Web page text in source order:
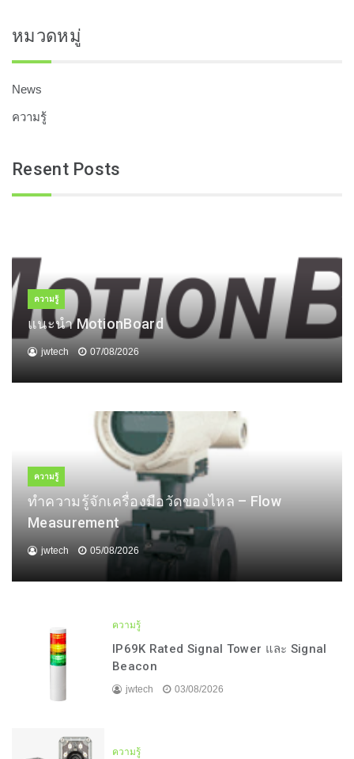
หมวดหมู่
News
ความรู้
Resent Posts
ความรู้
แนะนำ MotionBoard
jwtech 07/08/2026
ความรู้
ทำความรู้จักเครื่องมือวัดของไหล – Flow
Measurement
jwtech 05/08/2026
ความรู้
IP69K Rated Signal Tower และ Signal
Beacon
jwtech 03/08/2026
ความรู้